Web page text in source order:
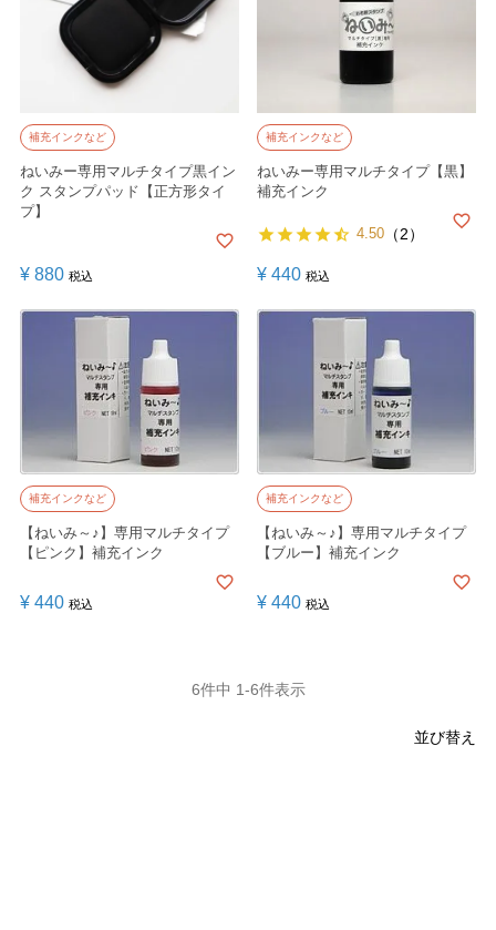
補充インクなど
ねいみー専用マルチタイプ黒イン
ク スタンプパッド【正方形タイ
プ】
¥ 880 税込
補充インクなど
ねいみー専用マルチタイプ【黒】
補充インク
¥ 440 税込
4.50 （2）
補充インクなど
【ねいみ～♪】専用マルチタイプ
【ピンク】補充インク
¥ 440 税込
補充インクなど
【ねいみ～♪】専用マルチタイプ
【ブルー】補充インク
¥ 440 税込
並び替え
6件中 1-6件表示